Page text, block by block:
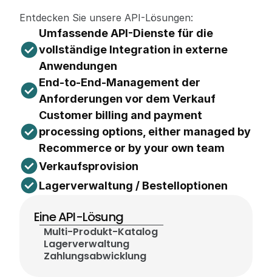
Eine API-Lösung
Multi-Produkt-Katalog
Lagerverwaltung
Entdecken Sie unsere API-Lösungen:
Umfassende API-Dienste für die
vollständige Integration in externe
Anwendungen
End-to-End-Management der
Anforderungen vor dem Verkauf
Customer billing and payment
processing options, either managed by
Recommerce or by your own team
Verkaufsprovision
Lagerverwaltung / Bestelloptionen